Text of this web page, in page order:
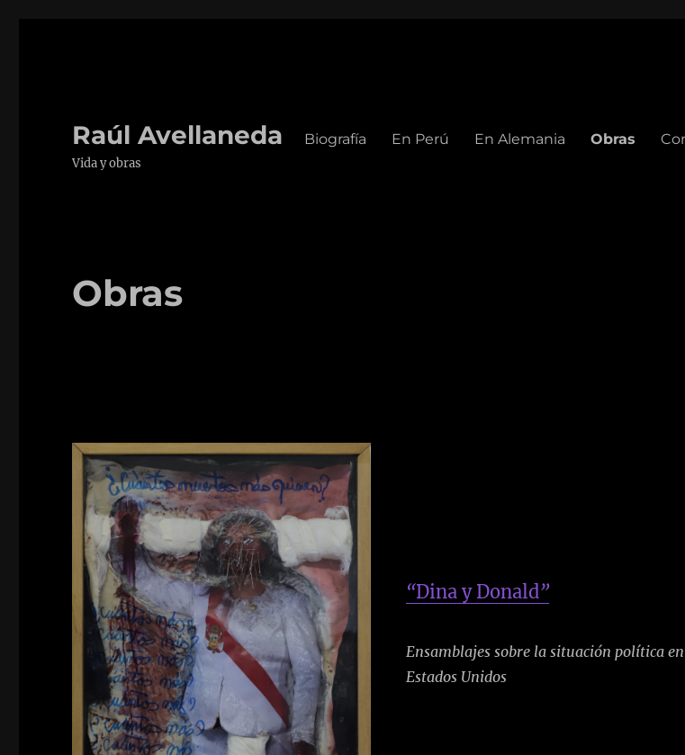
Raúl Avellaneda
Vida y obras
Biografía En Perú En Alemania Obras
Obras
“Dina y Donald”
Ensamblajes sobre la situación política
Estados Unidos